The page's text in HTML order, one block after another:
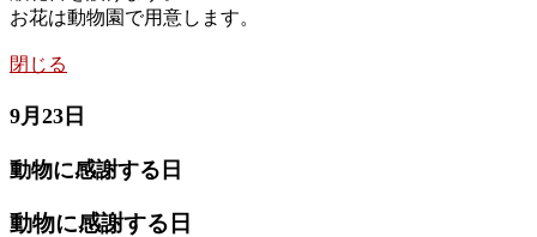
お花は動物園で用意します。
閉じる
9月23日
動物に感謝する日
動物に感謝する日